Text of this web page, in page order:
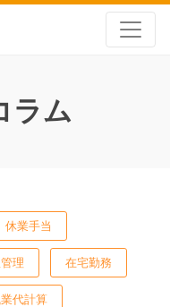
ラム
休業手当
理 在宅勤務
代計算